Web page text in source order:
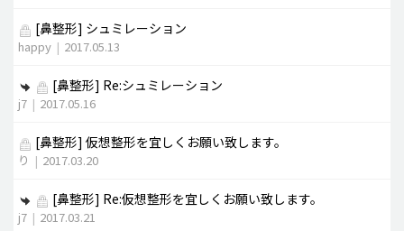
[鼻整形] シュミレーション
happy | 2017.05.13
[鼻整形] Re:シュミレーション
j7 | 2017.05.16
[鼻整形] 仮想整形を宜しくお願い致します。
り | 2017.03.20
[鼻整形] Re:仮想整形を宜しくお願い致します。
j7 | 2017.03.21